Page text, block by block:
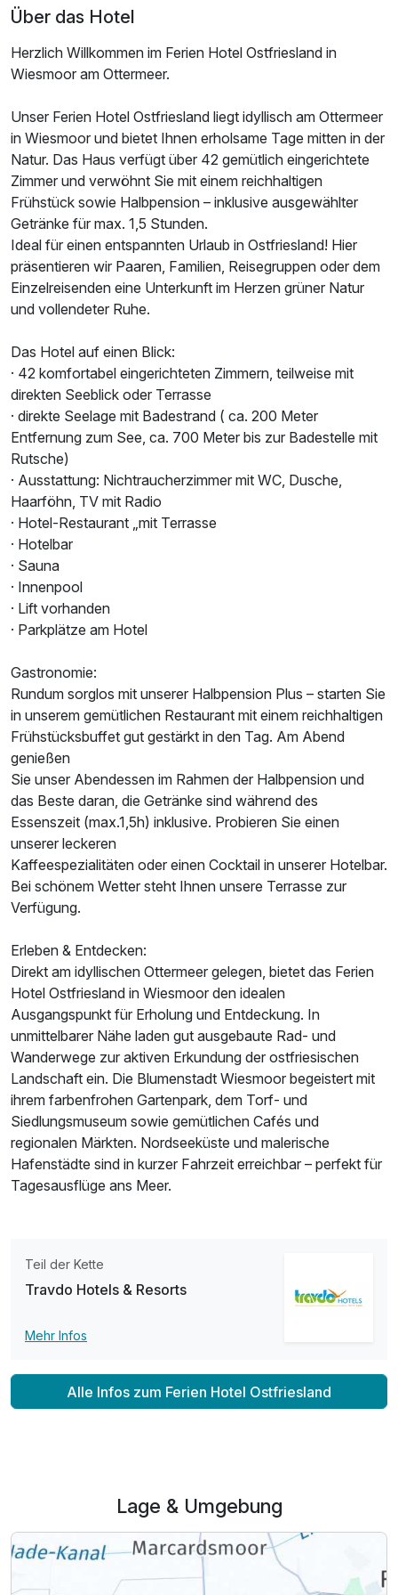
Ausstattung
Für 3 Tage p.P. ab239,00 €
Doppelzimmer Seeseite
2 Erwachsene
Ausstattung
Für 3 Tage
Doppelzimmer Standard
2 Erwachsene
Ausstattung
Für 3 Tage p.P. ab199,00 €
Doppelzimmer Standard Plus
2 Erwachsene und 1 Kind
Über das Hotel
Herzlich Willkommen im Ferien Hotel Ostfriesland in
Wiesmoor am Ottermeer.
Unser Ferien Hotel Ostfriesland liegt idyllisch am Ottermeer
in Wiesmoor und bietet Ihnen erholsame Tage mitten in der
Natur. Das Haus verfügt über 42 gemütlich eingerichtete
Zimmer und verwöhnt Sie mit einem reichhaltigen
Frühstück sowie Halbpension – inklusive ausgewählter
Getränke für max. 1,5 Stunden.
Ideal für einen entspannten Urlaub in Ostfriesland! Hier
präsentieren wir Paaren, Familien, Reisegruppen oder dem
Einzelreisenden eine Unterkunft im Herzen grüner Natur
und vollendeter Ruhe.
Das Hotel auf einen Blick:
· 42 komfortabel eingerichteten Zimmern, teilweise mit
direkten Seeblick oder Terrasse
· direkte Seelage mit Badestrand ( ca. 200 Meter
Entfernung zum See, ca. 700 Meter bis zur Badestelle mit
Rutsche)
· Ausstattung: Nichtraucherzimmer mit WC, Dusche,
Haarföhn, TV mit Radio
· Hotel-Restaurant „mit Terrasse
· Hotelbar
· Sauna
· Innenpool
· Lift vorhanden
· Parkplätze am Hotel
Gastronomie:
Rundum sorglos mit unserer Halbpension Plus – starten Sie
in unserem gemütlichen Restaurant mit einem reichhaltigen
Frühstücksbuffet gut gestärkt in den Tag. Am Abend
genießen
Sie unser Abendessen im Rahmen der Halbpension und
das Beste daran, die Getränke sind während des
Essenszeit (max.1,5h) inklusive. Probieren Sie einen
unserer leckeren
Kaffeespezialitäten oder einen Cocktail in unserer Hotelbar.
Bei schönem Wetter steht Ihnen unsere Terrasse zur
Verfügung.
Erleben & Entdecken:
Direkt am idyllischen Ottermeer gelegen, bietet das Ferien
Hotel Ostfriesland in Wiesmoor den idealen
Ausgangspunkt für Erholung und Entdeckung. In
unmittelbarer Nähe laden gut ausgebaute Rad- und
Wanderwege zur aktiven Erkundung der ostfriesischen
Landschaft ein. Die Blumenstadt Wiesmoor begeistert mit
ihrem farbenfrohen Gartenpark, dem Torf- und
Siedlungsmuseum sowie gemütlichen Cafés und
regionalen Märkten. Nordseeküste und malerische
Hafenstädte sind in kurzer Fahrzeit erreichbar – perfekt für
Tagesausflüge ans Meer.
Teil der Kette
Travdo Hotels & Resorts
Mehr Infos
Alle Infos zum Ferien Hotel Ostfriesland
Lage & Umgebung